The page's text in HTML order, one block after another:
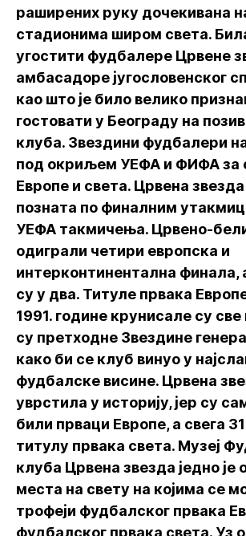
раширених руку дочекивана
стадионима широм света.
угостити фудбалере Црвене
амбасадоре југословенског
као што је било велико
гостовати у Београду на
клуба. Звездини фудбалери
под окриљем УЕФА и ФИФА за
Европе и света. Црвена
позната по финалним
УЕФА такмичења. Црвено-
одиграли четири европска и
интерконтинентална финала,
су у два. Титуле првака
1991. године крунисале су све
су претходне Звездине
како би се клуб винуо у
фудбалске висине. Црвена
уврстила у историју, јер су
били прваци Европе, а свега 31
титулу првака света. Музеј
клуба Црвена звезда једно је
места на свету на којима се
трофеји фудбалског првака
фудбалског првака света. Уз